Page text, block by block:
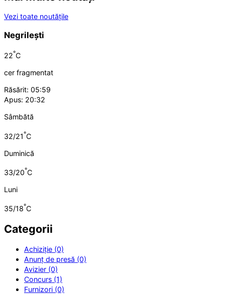
Vezi toate noutățile
Negrilești
22°C
cer fragmentat
Răsărit: 05:59
Apus: 20:32
Sâmbătă
32/21°C
Duminică
33/20°C
Luni
35/18°C
Categorii
Achiziție (0)
Anunț de presă (0)
Avizier (0)
Concurs (1)
Furnizori (0)